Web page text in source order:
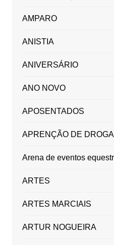
AMPARO
ANISTIA
ANIVERSÁRIO
ANO NOVO
APOSENTADOS
APRENÇÃO DE
Arena de eventos
ARTES
ARTES MARCIAIS
ARTUR NOGUEIRA